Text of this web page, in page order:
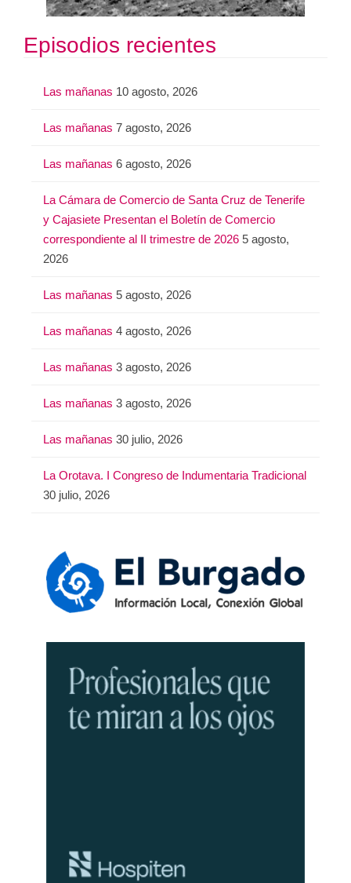
Episodios recientes
Las mañanas 10 agosto, 2026
Las mañanas 7 agosto, 2026
Las mañanas 6 agosto, 2026
La Cámara de Comercio de Santa Cruz de Tenerife
y Cajasiete Presentan el Boletín de Comercio
correspondiente al II trimestre de 2026 5 agosto,
2026
Las mañanas 5 agosto, 2026
Las mañanas 4 agosto, 2026
Las mañanas 3 agosto, 2026
Las mañanas 3 agosto, 2026
Las mañanas 30 julio, 2026
La Orotava. I Congreso de Indumentaria Tradicional
30 julio, 2026